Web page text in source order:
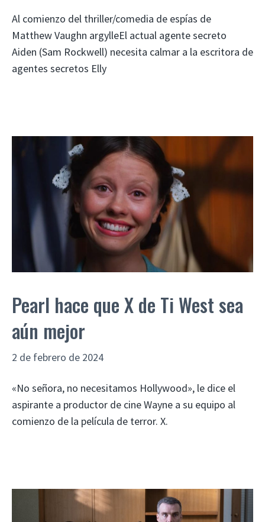
Al comienzo del thriller/comedia de espías de
Matthew Vaughn argylleEl actual agente secreto
Aiden (Sam Rockwell) necesita calmar a la escritora de
agentes secretos Elly
Pearl hace que X de Ti West sea
aún mejor
2 de febrero de 2024
«No señora, no necesitamos Hollywood», le dice el
aspirante a productor de cine Wayne a su equipo al
comienzo de la película de terror. X.